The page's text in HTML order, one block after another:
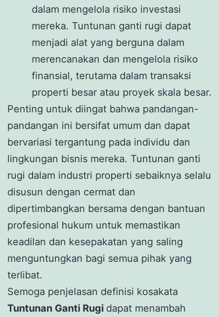
dalam mengelola risiko investasi
mereka. Tuntunan ganti rugi dapat
menjadi alat yang berguna dalam
merencanakan dan mengelola risiko
finansial, terutama dalam transaksi
properti besar atau proyek skala besar.
Penting untuk diingat bahwa pandangan-
pandangan ini bersifat umum dan dapat
bervariasi tergantung pada individu dan
lingkungan bisnis mereka. Tuntunan ganti
rugi dalam industri properti sebaiknya selalu
disusun dengan cermat dan
dipertimbangkan bersama dengan bantuan
profesional hukum untuk memastikan
keadilan dan kesepakatan yang saling
menguntungkan bagi semua pihak yang
terlibat.
Semoga penjelasan definisi kosakata
Tuntunan Ganti Rugi dapat menambah